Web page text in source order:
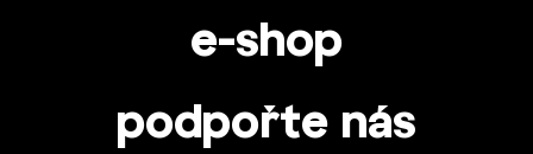
e-shop
podpořte nás